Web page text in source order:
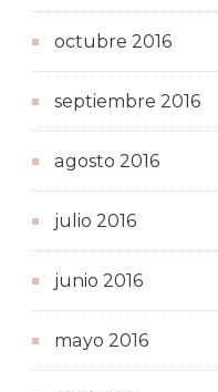
octubre 2016
septiembre 2016
agosto 2016
julio 2016
junio 2016
mayo 2016